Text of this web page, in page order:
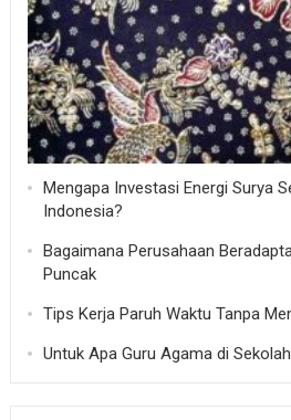
Mengapa Investasi Energi Surya
Indonesia?
Bagaimana Perusahaan
Puncak
Tips Kerja Paruh Waktu Tanpa
Untuk Apa Guru Agama di Sekolah